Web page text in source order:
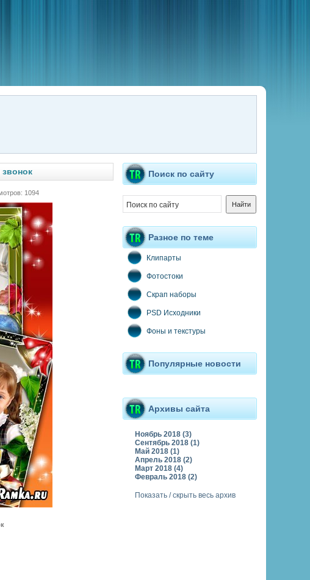
1094
Поиск по сайту
Разное по теме
Клипарты
Фотостоки
Скрап наборы
PSD Исходники
Фоны и текстуры
Популярные новости
Архивы сайта
Ноябрь 2018 (3)
Сентябрь 2018 (1)
Май 2018 (1)
Апрель 2018 (2)
Март 2018 (4)
Февраль 2018 (2)
Показать / скрыть весь архив